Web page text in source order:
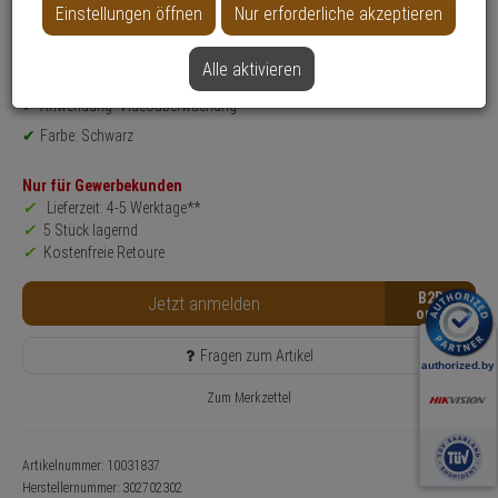
Datenblatt drucken
Zubehörartikel, Deckenbefestigung
Anwendung: Videoüberwachung
Farbe: Schwarz
Nur für Gewerbekunden
Lieferzeit: 4-5 Werktage**
5 Stück lagernd
Kostenfreie Retoure
Jetzt anmelden B2B
Fragen zum Artikel
Zum Merkzettel
Artikelnummer: 10031837
Herstellernummer: 302702302
Einstellungen öffnen Nur erforderliche akzeptieren
Alle aktivieren